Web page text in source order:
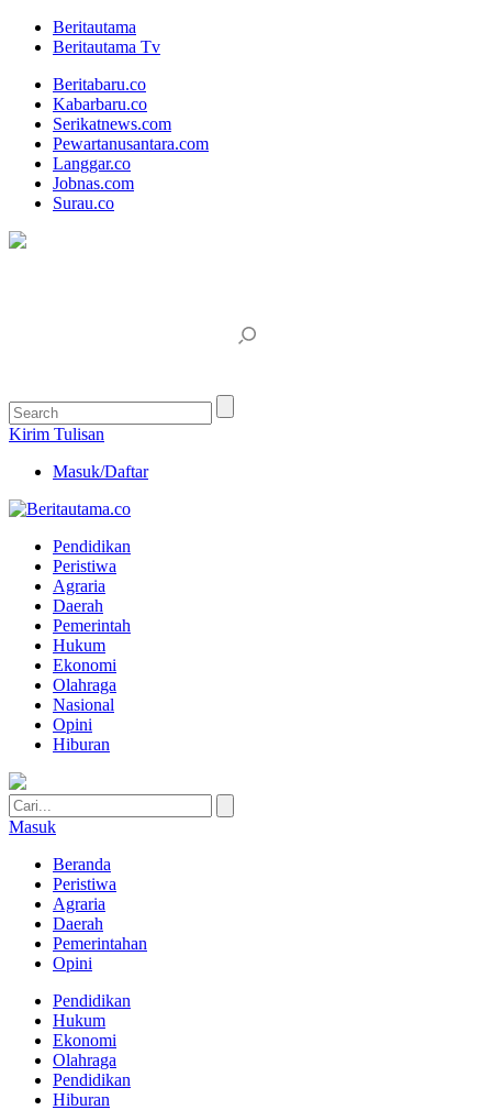
Beritautama
Beritautama Tv
Beritabaru.co
Kabarbaru.co
Serikatnews.com
Pewartanusantara.com
Langgar.co
Jobnas.com
Surau.co
Kirim Tulisan
Masuk/Daftar
Pendidikan
Peristiwa
Agraria
Daerah
Pemerintah
Hukum
Ekonomi
Olahraga
Nasional
Opini
Hiburan
Masuk
Beranda
Peristiwa
Agraria
Daerah
Pemerintahan
Opini
Pendidikan
Hukum
Ekonomi
Olahraga
Pendidikan
Hiburan